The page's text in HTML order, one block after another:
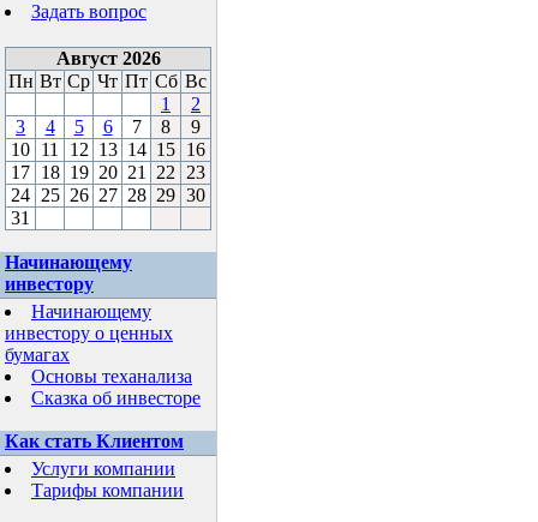
Задать вопрос
Август 2026
Пн Вт Ср Чт Пт Сб Вс
1
2
3
4 5 6 7 8
9
10 11 12 13 14 15 16
17 18 19 20 21 22
23
24 25 26 27 28 29 30
31
Начинающему
инвестору
Начинающему
инвестору о ценных
бумагах
Основы теханализа
Сказка об инвесторе
Как стать Клиентом
Услуги компании
Тарифы компании